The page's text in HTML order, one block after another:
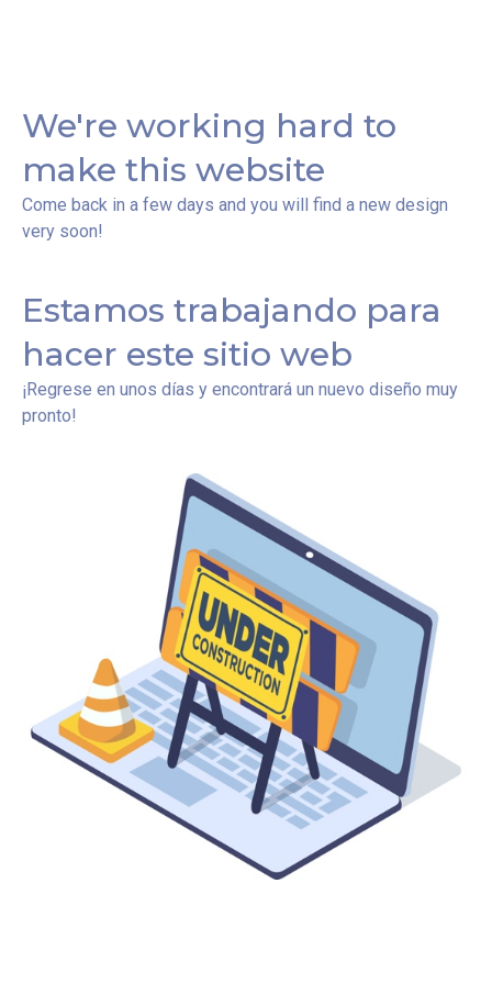
We're working hard to
make this website
Come back in a few days and you will find a new design
very soon!
Estamos trabajando para
hacer este sitio web
¡Regrese en unos días y encontrará un nuevo diseño muy
pronto!